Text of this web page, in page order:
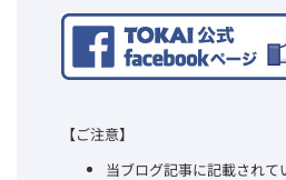
【ご注意】
当ブログ記事に記載されて